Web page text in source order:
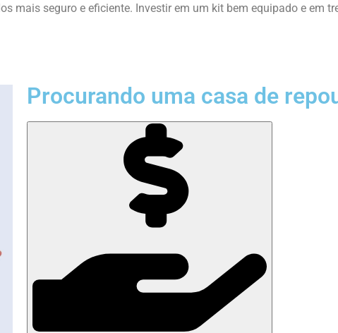
mais seguro e eficiente. Investir em um kit bem equipado e em
Procurando uma casa de